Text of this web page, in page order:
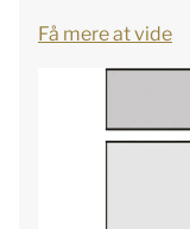
Få mere at vide